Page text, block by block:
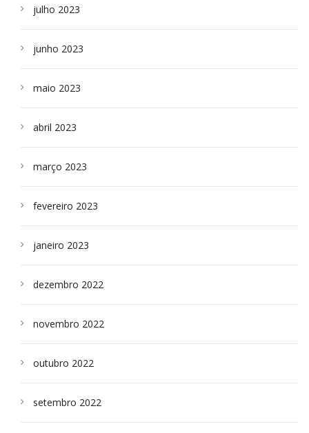
julho 2023
junho 2023
maio 2023
abril 2023
março 2023
fevereiro 2023
janeiro 2023
dezembro 2022
novembro 2022
outubro 2022
setembro 2022